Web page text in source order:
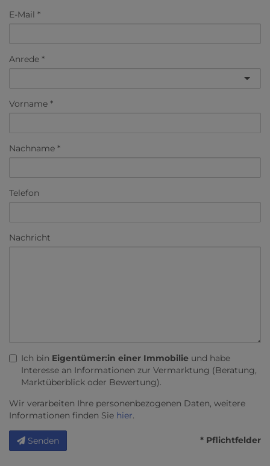
E-Mail
Anrede
Vorname
Nachname
Telefon
Nachricht
Ich bin Eigentümer:in einer Immobilie und habe
Interesse an Informationen zur Vermarktung (Beratung,
Marktüberblick oder Bewertung).
Wir verarbeiten Ihre personenbezogenen Daten, weitere
Informationen finden Sie hier.
Senden * Pflichtfelder